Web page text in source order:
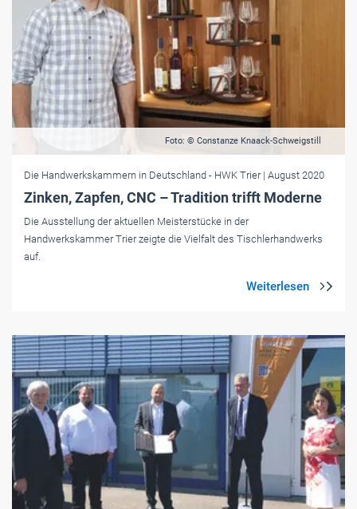
Foto: © Constanze Knaack-Schweigstill
Die Handwerkskammern in Deutschland - HWK Trier | August 2020
Zinken, Zapfen, CNC – Tradition trifft Moderne
Die Ausstellung der aktuellen Meisterstücke in der
Handwerkskammer Trier zeigte die Vielfalt des Tischlerhandwerks
auf.